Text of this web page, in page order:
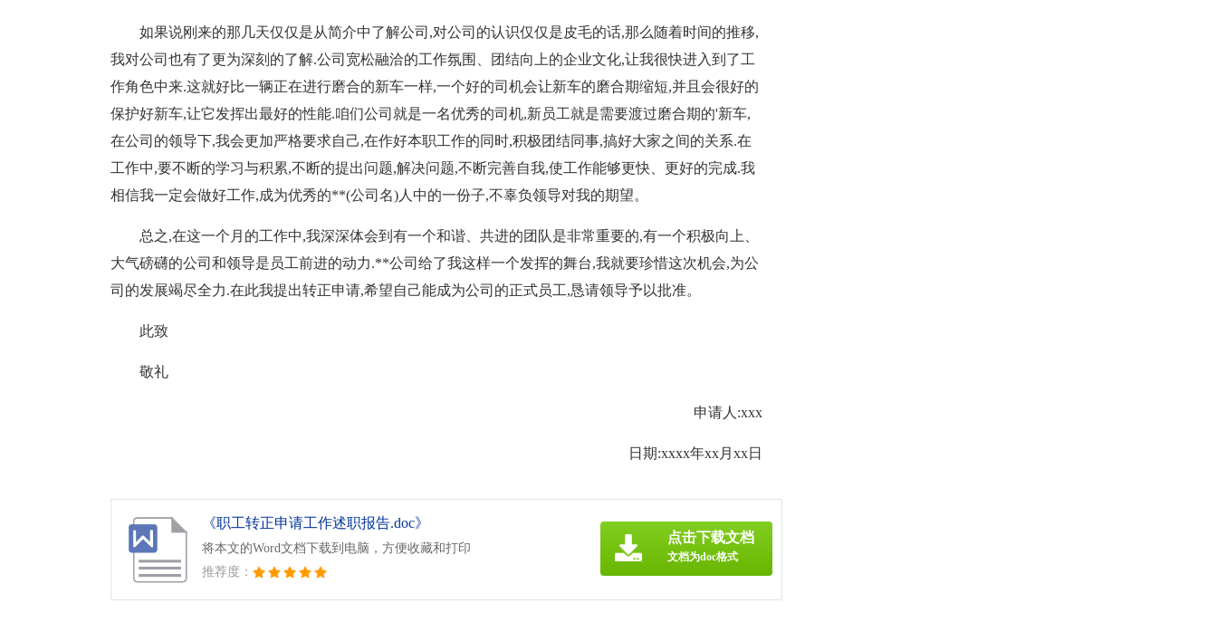
如果说刚来的那几天仅仅是从简介中了解公司,对公司的认识仅仅是皮毛的话,那么随着时间的推移,
我对公司也有了更为深刻的了解.公司宽松融洽的工作氛围、团结向上的企业文化,让我很快进入到了工
作角色中来.这就好比一辆正在进行磨合的新车一样,一个好的司机会让新车的磨合期缩短,并且会很好的
保护好新车,让它发挥出最好的性能.咱们公司就是一名优秀的司机,新员工就是需要渡过磨合期的'新车,
在公司的领导下,我会更加严格要求自己,在作好本职工作的同时,积极团结同事,搞好大家之间的关系.在
工作中,要不断的学习与积累,不断的提出问题,解决问题,不断完善自我,使工作能够更快、更好的完成.我
相信我一定会做好工作,成为优秀的**(公司名)人中的一份子,不辜负领导对我的期望。
总之,在这一个月的工作中,我深深体会到有一个和谐、共进的团队是非常重要的,有一个积极向上、
大气磅礴的公司和领导是员工前进的动力.**公司给了我这样一个发挥的舞台,我就要珍惜这次机会,为公
司的发展竭尽全力.在此我提出转正申请,希望自己能成为公司的正式员工,恳请领导予以批准。
此致
敬礼
申请人:xxx
日期:xxxx年xx月xx日
《职工转正申请工作述职报告.doc》
将本文的Word文档下载到电脑，方便收藏和打印
推荐度：
点击下载文档
文档为doc格式